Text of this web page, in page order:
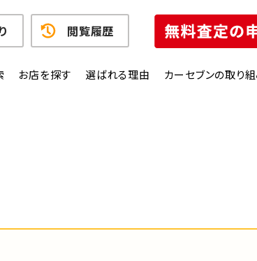
お店を探す 選ばれる理由 カーセブンの取り
閲覧履歴